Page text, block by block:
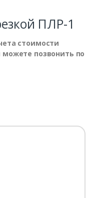
ПЛР-1
стоимости
позвонить по